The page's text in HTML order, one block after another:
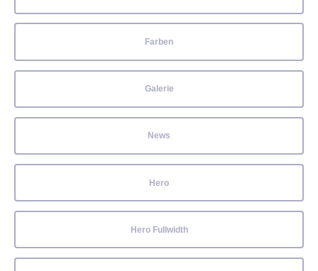
Farben
Galerie
News
Hero
Hero Fullwidth